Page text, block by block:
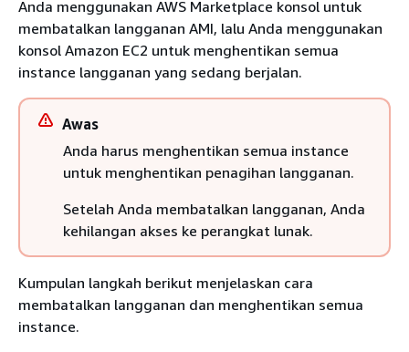
Anda menggunakan AWS Marketplace konsol untuk
membatalkan langganan AMI, lalu Anda menggunakan
konsol Amazon EC2 untuk menghentikan semua
instance langganan yang sedang berjalan.
Awas
Anda harus menghentikan semua instance
untuk menghentikan penagihan langganan.
Setelah Anda membatalkan langganan, Anda
kehilangan akses ke perangkat lunak.
Kumpulan langkah berikut menjelaskan cara
membatalkan langganan dan menghentikan semua
instance.